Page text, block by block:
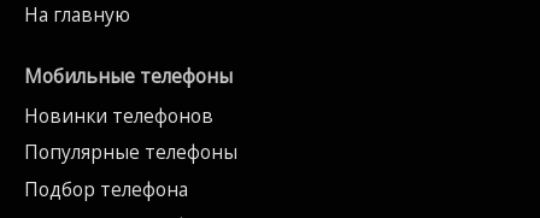
На главную
Мобильные телефоны
Новинки телефонов
Популярные телефоны
Подбор телефона